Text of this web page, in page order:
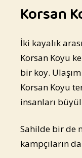
Korsan
İki kayalık
Korsan Koyu
bir koy.
Korsan Koyu
insanları
Sahilde bir de
kampçıların